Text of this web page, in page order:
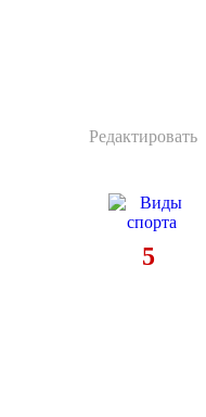
Редактировать
5